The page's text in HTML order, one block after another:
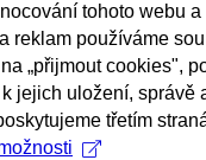
tohoto webu
reklam používáme
„přijmout cookies",
jejich uložení, správě
třetím